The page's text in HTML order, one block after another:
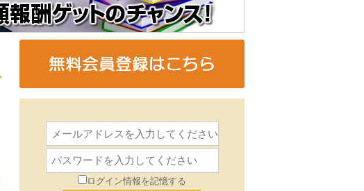
ログイン情報を記憶する